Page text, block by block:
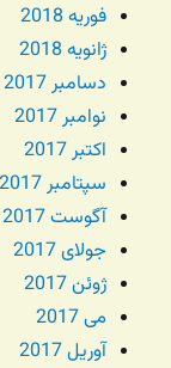
فوریه 2018
ژانویه 2018
دسامبر 2017
نوامبر 2017
اکتبر 2017
سپتامبر 2017
آگوست 2017
جولای 2017
ژوئن 2017
می 2017
آوریل 2017